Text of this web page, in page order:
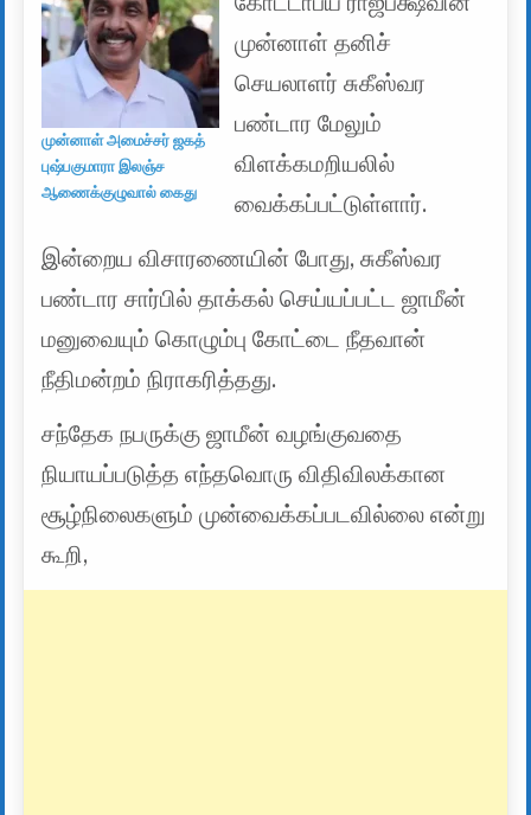
முன்னாள் அமைச்சர் ஜகத்
புஷ்பகுமாரா இலஞ்ச
ஆணைக்குழுவால் கைது
முன்னாள் தனிச்
செயலாளர் சுகீஸ்வர
பண்டார மேலும்
விளக்கமறியலில்
வைக்கப்பட்டுள்ளார்.
இன்றைய விசாரணையின் போது, ​​சுகீஸ்வர
பண்டார சார்பில் தாக்கல் செய்யப்பட்ட ஜாமீன்
மனுவையும் கொழும்பு கோட்டை நீதவான்
நீதிமன்றம் நிராகரித்தது.
சந்தேக நபருக்கு ஜாமீன் வழங்குவதை
நியாயப்படுத்த எந்தவொரு விதிவிலக்கான
சூழ்நிலைகளும் முன்வைக்கப்படவில்லை என்று
கூறி,